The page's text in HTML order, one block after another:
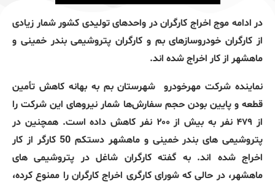
در ادامه موج اخراج کارگران در واحدهای تولیدی کشور شمار زیادی
از کارگران خودروسازهای بم و کارگران پتروشیمی بندر خمینی و
ماهشهر از کار اخراج شده اند.
نماینده شرکت مهرخودرو
شهرستان بم به بهانه کاهش تأمین
قطعه و پایین بودن حجم سفارش‌ها شمار نیروهای این شرکت را
از ۴۷۹ نفر به بیش از ۲۰۰ نفر کاهش داده است. همچنین در
پتروشیمی های بندر خمینی و ماهشهر دستکم 50 کارگر از کار
اخراج شده اند. به گفته کارگران شاغل در پتروشیمی های
ماهشهر، در حالی که شورای کارگری اخراج کارگران را ممنوع کرده،